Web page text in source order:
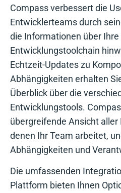
Compass verbessert die
Entwicklerteams durch
die Informationen über
Entwicklungstoolchain
Echtzeit-Updates zu
Abhängigkeiten erhalten
Überblick über die
Entwicklungstools.
übergreifende Ansicht aller
denen Ihr Team arbeitet,
Abhängigkeiten und
Die umfassenden
Plattform bieten Ihnen